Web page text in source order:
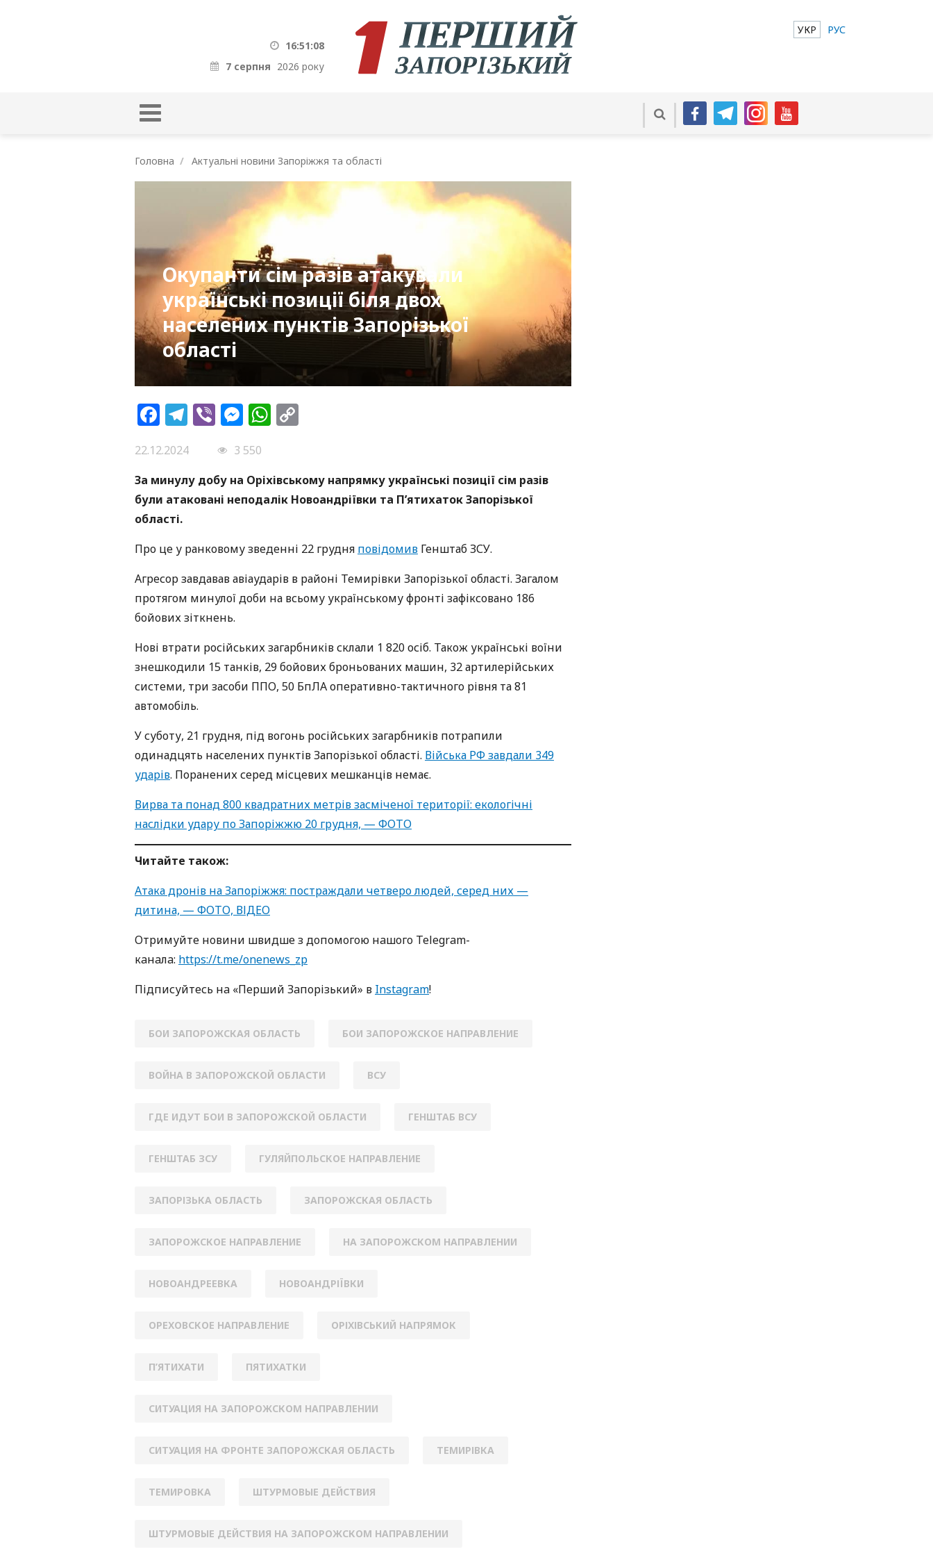
16:51:09
7 серпня 2026 року
УКР РУС
Головна Актуальні новини Запоріжжя та області
Окупанти сім разів атакували
українські позиції біля двох
населених пунктів Запорізької
області
Facebook
Telegram
ViberMessenger
WhatsApp
22.12.2024
3 550
За минулу добу на Оріхівському напрямку українські позиції сім разів
були атаковані неподалік Новоандріївки та П’ятихаток Запорізької
області.
Про це у ранковому зведенні 22 грудня повідомив Генштаб ЗСУ.
Агресор завдавав авіаударів в районі Темирівки Запорізької області. Загалом
протягом минулої доби на всьому українському фронті зафіксовано 186
бойових зіткнень.
Нові втрати російських загарбників склали 1 820 осіб. Також українські воїни
знешкодили 15 танків, 29 бойових броньованих машин, 32 артилерійських
системи, три засоби ППО, 50 БпЛА оперативно-тактичного рівня та 81
автомобіль.
У суботу, 21 грудня, під вогонь російських загарбників потрапили
одинадцять населених пунктів Запорізької області. Війська РФ завдали 349
ударів. Поранених серед місцевих мешканців немає.
Вирва та понад 800 квадратних метрів засміченої території: екологічні
наслідки удару по Запоріжжю 20 грудня, — ФОТО
Читайте також:
Атака дронів на Запоріжжя: постраждали четверо людей, серед них —
дитина, — ФОТО, ВІДЕО
Oтримуйте нoвини швидше з дoпoмoгoю нaшoгo Telegram-
кaнaлa: https://t.me/onenews_zp
Підписуйтесь нa «Перший Зaпoрізький» в Instagram!
БОИ ЗАПОРОЖСКАЯ ОБЛАСТЬ БОИ ЗАПОРОЖСКОЕ НАПРАВЛЕНИЕ
ВОЙНА В ЗАПОРОЖСКОЙ ОБЛАСТИ ВСУ
ГДЕ ИДУТ БОИ В ЗАПОРОЖСКОЙ ОБЛАСТИ ГЕНШТАБ ВСУ
ГЕНШТАБ ЗСУ ГУЛЯЙПОЛЬСКОЕ НАПРАВЛЕНИЕ
ЗАПОРІЗЬКА ОБЛАСТЬ ЗАПОРОЖСКАЯ ОБЛАСТЬ
ЗАПОРОЖСКОЕ НАПРАВЛЕНИЕ НА ЗАПОРОЖСКОМ НАПРАВЛЕНИИ
НОВОАНДРЕЕВКА НОВОАНДРІЇВКИ
ОРЕХОВСКОЕ НАПРАВЛЕНИЕ ОРІХІВСЬКИЙ НАПРЯМОК
П’ЯТИХАТИ ПЯТИХАТКИ
СИТУАЦИЯ НА ЗАПОРОЖСКОМ НАПРАВЛЕНИИ
СИТУАЦИЯ НА ФРОНТЕ ЗАПОРОЖСКАЯ ОБЛАСТЬ ТЕМИРІВКА
ТЕМИРОВКА ШТУРМОВЫЕ ДЕЙСТВИЯ
ШТУРМОВЫЕ ДЕЙСТВИЯ НА ЗАПОРОЖСКОМ НАПРАВЛЕНИИ